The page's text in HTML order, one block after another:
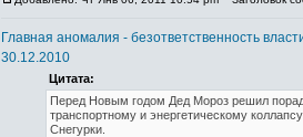
Главная аномалия - безответственность
30.12.2010
Цитата:
Перед Новым годом Дед Мороз решил
транспортному и энергетическому
Снегурки.